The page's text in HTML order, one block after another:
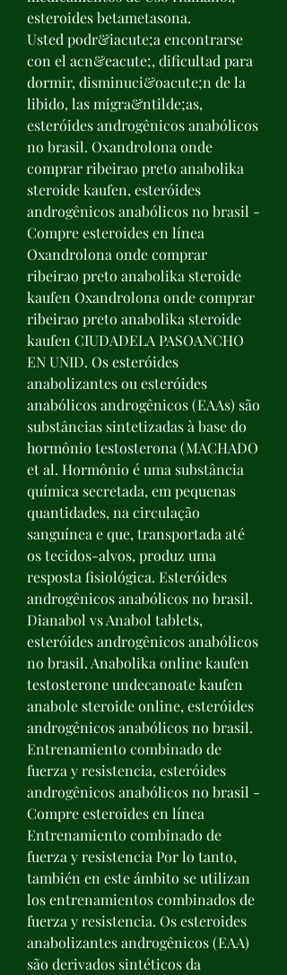
esteroides betametasona.
Usted podr&iacute;a encontrarse
con el acn&eacute;, dificultad para
dormir, disminuci&oacute;n de la
libido, las migra&ntilde;as,
esteróides androgênicos anabólicos
no brasil. Oxandrolona onde
comprar ribeirao preto anabolika
steroide kaufen, esteróides
androgênicos anabólicos no brasil -
Compre esteroides en línea
Oxandrolona onde comprar
ribeirao preto anabolika steroide
kaufen Oxandrolona onde comprar
ribeirao preto anabolika steroide
kaufen CIUDADELA PASOANCHO
EN UNID. Os esteróides
anabolizantes ou esteróides
anabólicos androgênicos (EAAs) são
substâncias sintetizadas à base do
hormônio testosterona (MACHADO
et al. Hormônio é uma substância
química secretada, em pequenas
quantidades, na circulação
sanguínea e que, transportada até
os tecidos-alvos, produz uma
resposta fisiológica. Esteróides
androgênicos anabólicos no brasil.
Dianabol vs Anabol tablets,
esteróides androgênicos anabólicos
no brasil. Anabolika online kaufen
testosterone undecanoate kaufen
anabole steroide online, esteróides
androgênicos anabólicos no brasil.
Entrenamiento combinado de
fuerza y resistencia, esteróides
androgênicos anabólicos no brasil -
Compre esteroides en línea
Entrenamiento combinado de
fuerza y resistencia Por lo tanto,
también en este ámbito se utilizan
los entrenamientos combinados de
fuerza y resistencia. Os esteroides
anabolizantes androgênicos (EAA)
são derivados sintéticos da